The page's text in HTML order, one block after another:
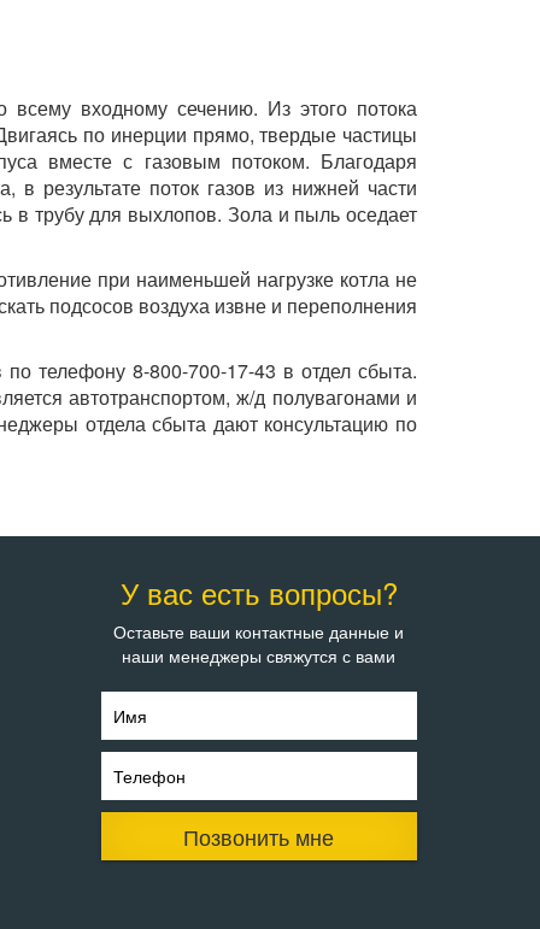
входному сечению. Из этого потока
по инерции прямо, твердые частицы
вместе с газовым потоком. Благодаря
результате поток газов из нижней части
в трубу для выхлопов. Зола и пыль оседает
при наименьшей нагрузке котла не
подсосов воздуха извне и переполнения
телефону 8-800-700-17-43 в отдел сбыта.
автотранспортом, ж/д полувагонами и
отдела сбыта дают консультацию по
У вас есть вопросы?
Оставьте ваши контактные данные и
наши менеджеры свяжутся с вами
Имя
Телефон
Позвонить мне